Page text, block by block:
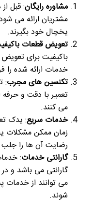
مشاوره رایگان: قبل
مشتریان ارائه می
یخچال خود بگیرند.
تعویض قطعات
باکیفیت برای
خدمات ارائه شده را
تکنسین های مجرب:
تعمیر با دقت و
می کنند.
خدمات سریع: یدک
زمان ممکن مشکلات
رضایت آن ها را جلب
گارانتی خدمات:
گارانتی می باشد و
می توانند از خدمات
شوند.